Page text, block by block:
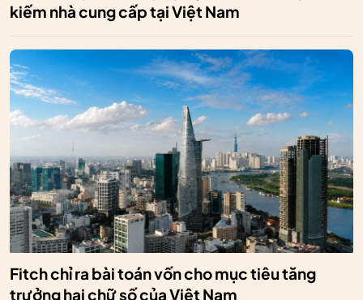
kiếm nhà cung cấp tại Việt Nam
Fitch chỉ ra bài toán vốn cho mục tiêu tăng
trưởng hai chữ số của Việt Nam